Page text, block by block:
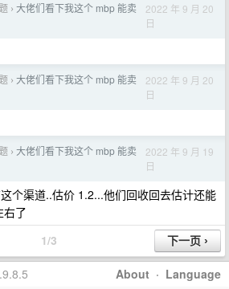
› 大佬们看下我这个 mbp 能卖
2022 年 9 月 20
日
› 大佬们看下我这个 mbp 能卖
2022 年 9 月 20
日
› 大佬们看下我这个 mbp 能卖
2022 年 9 月 19
日
个渠道..估价 1.2...他们回收回去估计还能
右了
1/3
About · Language